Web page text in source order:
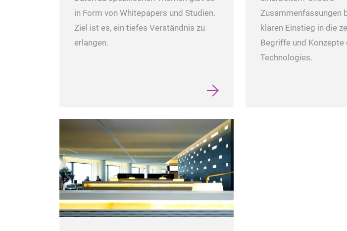
in Form von Whitepapers und Studien.
Ziel ist es, ein tiefes Verständnis zu
erlangen.
Zusammenfassungen
klaren Einstieg in die
Begriffe und Konzepte
Technologies.